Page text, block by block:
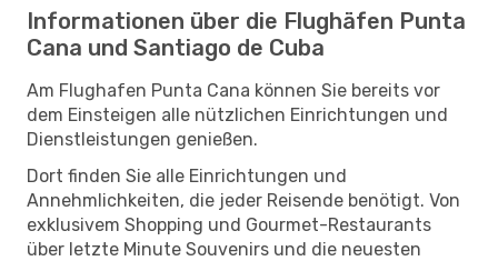
Informationen über die Flughäfen Punta
Cana und Santiago de Cuba
Am Flughafen Punta Cana können Sie bereits vor
dem Einsteigen alle nützlichen Einrichtungen und
Dienstleistungen genießen.
Dort finden Sie alle Einrichtungen und
Annehmlichkeiten, die jeder Reisende benötigt. Von
exklusivem Shopping und Gourmet-Restaurants
über letzte Minute Souvenirs und die neuesten